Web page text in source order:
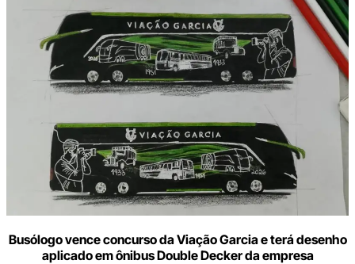
Busólogo vence concurso da Viação Garcia e terá desenho
aplicado em ônibus Double Decker da empresa